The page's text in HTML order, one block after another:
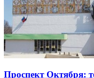
Проспект Октября: